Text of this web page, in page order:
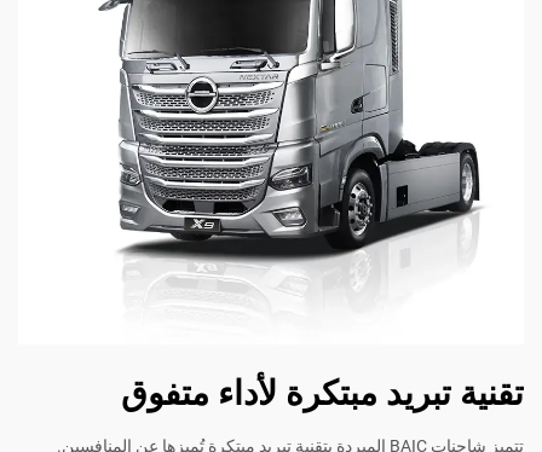
تقنية تبريد مبتكرة لأداء متفوق
تتميز شاحنات BAIC المبردة بتقنية تبريد مبتكرة تُميزها عن المنافسين.